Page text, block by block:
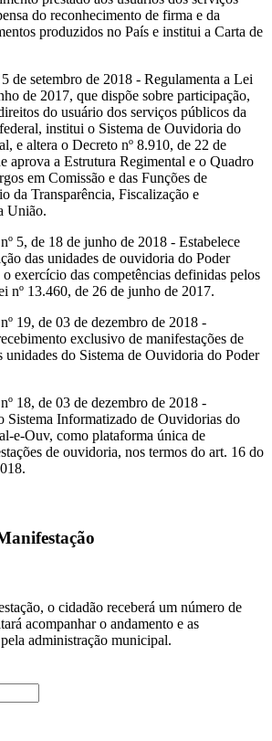
do reconhecimento de firma e da
produzidos no País e institui a Carta de
de setembro de 2018 - Regulamenta a Lei
de 2017, que dispõe sobre participação,
do usuário dos serviços públicos da
institui o Sistema de Ouvidoria do
e altera o Decreto nº 8.910, de 22 de
aprova a Estrutura Regimental e o Quadro
em Comissão e das Funções de
da Transparência, Fiscalização e
União.
5, de 18 de junho de 2018 - Estabelece
das unidades de ouvidoria do Poder
exercício das competências definidas pelos
nº 13.460, de 26 de junho de 2017.
19, de 03 de dezembro de 2018 -
exclusivo de manifestações de
do Sistema de Ouvidoria do Poder
18, de 03 de dezembro de 2018 -
Sistema Informatizado de Ouvidorias do
e-Ouv, como plataforma única de
de ouvidoria, nos termos do art. 16 do
o cidadão receberá um número de
acompanhar o andamento e as
administração municipal.